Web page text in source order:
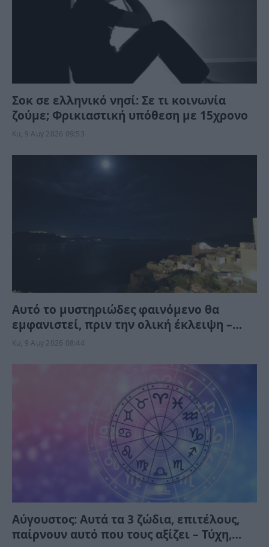
Σοκ σε ελληνικό νησί: Σε τι κοινωνία
ζούμε; Φρικιαστική υπόθεση με 15χρονο
Κυ, 9 Αυγ 2026 09:53
Αυτό το μυστηριώδες φαινόμενο θα
εμφανιστεί, πριν την ολική έκλειψη –
Μπορείτε να το δείτε αλλά όχι να το
Κυ, 9 Αυγ 2026 08:44
Αύγουστος: Αυτά τα 3 ζώδια, επιτέλους,
παίρνουν αυτό που τους αξίζει – Τύχη,